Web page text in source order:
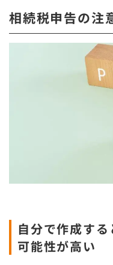
相続税申告の注
自分で作成す
可能性が高い